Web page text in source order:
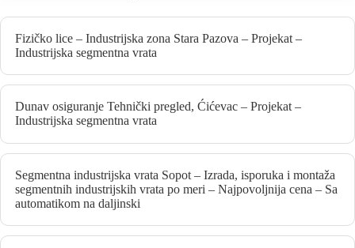
Fizičko lice – Industrijska zona Stara Pazova – Projekat –
Industrijska segmentna vrata
Dunav osiguranje Tehnički pregled, Ćićevac – Projekat –
Industrijska segmentna vrata
Segmentna industrijska vrata Sopot – Izrada, isporuka i montaža
segmentnih industrijskih vrata po meri – Najpovoljnija cena – Sa
automatikom na daljinski